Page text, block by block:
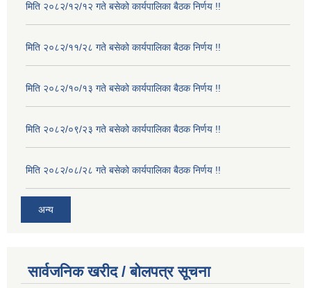
मिति २०८२/१२/१२ गते बसेको कार्यपालिका बैठक निर्णय !!
मिति २०८२/११/२८ गते बसेको कार्यपालिका बैठक निर्णय !!
मिति २०८२/१०/१३ गते बसेको कार्यपालिका बैठक निर्णय !!
मिति २०८२/०९/२३ गते बसेको कार्यपालिका बैठक निर्णय !!
मिति २०८२/०८/२८ गते बसेको कार्यपालिका बैठक निर्णय !!
अन्य
सार्वजनिक खरीद / बोलपत्र सूचना